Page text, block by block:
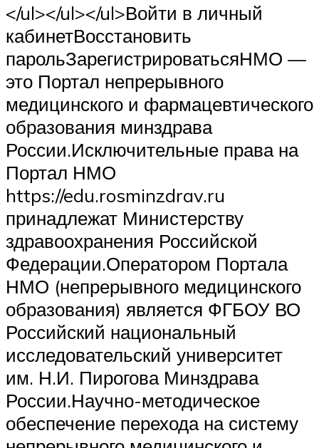
</ul></ul></ul>Войти в личный
кабинетВосстановить
парольЗарегистрироватьсяНМО —
это Портал непрерывного
медицинского и фармацевтического
образования минздрава
России.Исключительные права на
Портал НМО
https://edu.rosminzdrav.ru
принадлежат Министерству
здравоохранения Российской
Федерации.Оператором Портала
НМО (непрерывного медицинского
образования) является ФГБОУ ВО
Российский национальный
исследовательский университет
им. Н.И. Пирогова Минздрава
России.Научно-методическое
обеспечение перехода на систему